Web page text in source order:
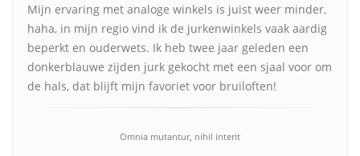
Mijn ervaring met analoge winkels is juist weer minder,
haha, in mijn regio vind ik de jurkenwinkels vaak aardig
beperkt en ouderwets. Ik heb twee jaar geleden een
donkerblauwe zijden jurk gekocht met een sjaal voor om
de hals, dat blijft mijn favoriet voor bruiloften!
Omnia mutantur, nihil interit